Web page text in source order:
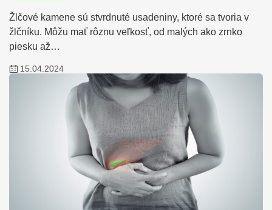
Žlčové kamene sú stvrdnuté usadeniny, ktoré sa tvoria v
žlčníku. Môžu mať rôznu veľkosť, od malých ako zrnko
piesku až…
15.04.2024